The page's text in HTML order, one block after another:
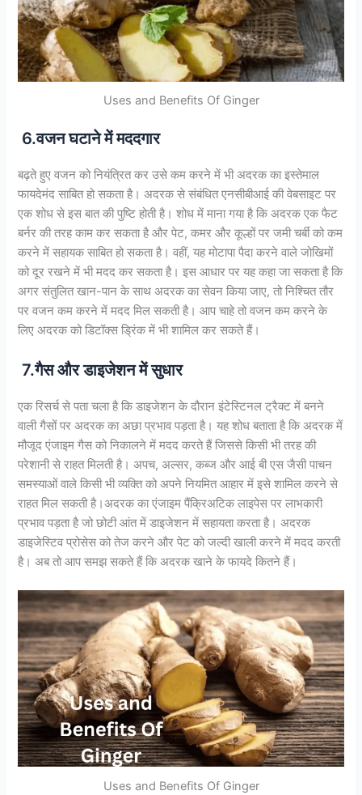
Uses and Benefits Of Ginger
6.वजन घटाने में मददगार
बढ़ते हुए वजन को नियंत्रित कर उसे कम करने में भी अदरक का इस्तेमाल
फायदेमंद साबित हो सकता है। अदरक से संबंधित एनसीबीआई की वेबसाइट पर
एक शोध से इस बात की पुष्टि होती है। शोध में माना गया है कि अदरक एक फैट
बर्नर की तरह काम कर सकता है और पेट, कमर और कूल्हों पर जमी चर्बी को कम
करने में सहायक साबित हो सकता है। वहीं, यह मोटापा पैदा करने वाले जोखिमों
को दूर रखने में भी मदद कर सकता है। इस आधार पर यह कहा जा सकता है कि
अगर संतुलित खान-पान के साथ अदरक का सेवन किया जाए, तो निश्चित तौर
पर वजन कम करने में मदद मिल सकती है। आप चाहे तो वजन कम करने के
लिए अदरक को डिटॉक्स ड्रिंक में भी शामिल कर सकते हैं।
7.गैस और डाइजेशन में सुधार
एक रिसर्च से पता चला है कि डाइजेशन के दौरान इंटेस्टिनल ट्रैक्ट में बनने
वाली गैसों पर अदरक का अछा प्रभाव पड़ता है। यह शोध बताता है कि अदरक में
मौजूद एंजाइम गैस को निकालने में मदद करते हैं जिससे किसी भी तरह की
परेशानी से राहत मिलती है। अपच, अल्सर, कब्ज और आई बी एस जैसी पाचन
समस्याओं वाले किसी भी व्यक्ति को अपने नियमित आहार में इसे शामिल करने से
राहत मिल सकती है।अदरक का एंजाइम पैंक्रिअटिक लाइपेस पर लाभकारी
प्रभाव पड़ता है जो छोटी आंत में डाइजेशन में सहायता करता है। अदरक
डाइजेस्टिव प्रोसेस को तेज करने और पेट को जल्दी खाली करने में मदद करती
है। अब तो आप समझ सकते हैं कि अदरक खाने के फायदे कितने हैं।
Uses and Benefits Of Ginger